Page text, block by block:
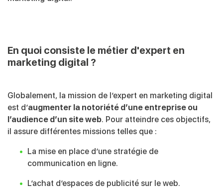
En quoi consiste le métier d'expert en
marketing digital ?
Globalement, la mission de l’expert en marketing digital
est d’augmenter la notoriété d’une entreprise ou
l’audience d’un site web. Pour atteindre ces objectifs,
il assure différentes missions telles que :
La mise en place d’une stratégie de
communication en ligne.
L’achat d’espaces de publicité sur le web.